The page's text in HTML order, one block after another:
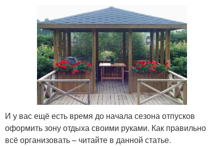
И у вас ещё есть время до начала сезона отпусков
оформить зону отдыха своими руками. Как правильно
всё организовать – читайте в данной статье.